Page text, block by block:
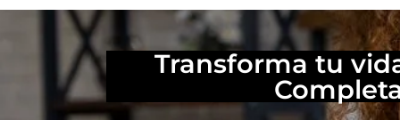
Transforma tu